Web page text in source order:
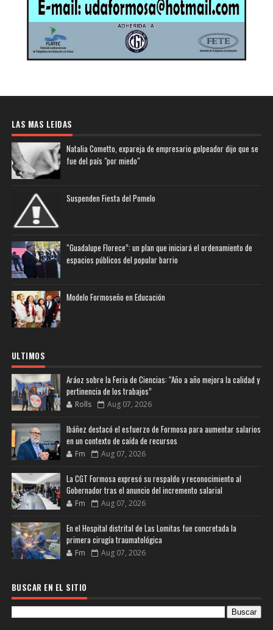
LAS MAS LEIDAS
Natalia Cometto, expareja de empresario golpeador dijo que se
fue del país "por miedo"
Suspenden Fiesta del Pomelo
“Guadalupe Florece”: un plan que iniciará el ordenamiento de
espacios públicos del popular barrio
Modelo Formoseño en Educación
ULTIMOS
Aráoz sobre la Feria de Ciencias: “Año a año mejora la calidad y
pertinencia de los trabajos”
Rolls Aug 07, 2026
Ibáñez destacó el esfuerzo de Formosa para aumentar salarios
en un contexto de caída de recursos
Fm Aug 07, 2026
La CGT Formosa expresó su respaldo y reconocimiento al
Gobernador tras el anuncio del incremento salarial
Fm Aug 07, 2026
En el Hospital distrital de Las Lomitas fue concretada la
primera cirugía traumatológica
Fm Aug 07, 2026
BUSCAR EN EL SITIO